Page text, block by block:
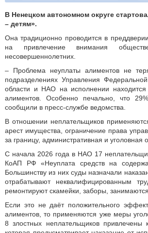
В Ненецком автономном округе
– детям».
Она традиционно проводится в
на привлечение внимания
несовершеннолетних.
– Проблема неуплаты алиментов не
подразделениях Управления
области и НАО на исполнении находится
алиментов. Особенно печально, что
сообщили в пресс-службе ведомства.
В отношении неплательщиков
арест имущества, ограничение права
за границу, административная и уголовная
С начала 2026 года в НАО 17
КоАП РФ «Неуплата средств на
Большинству из них суды назначали
отрабатывают неквалифицированным
ремонтируют скамейки, заборы,
Если это не даёт положительного
алиментов, то применяются уже меры
8 злостных неплательщиков